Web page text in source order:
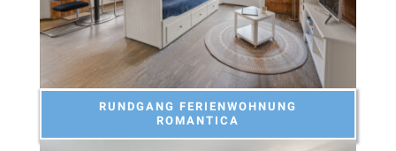
RUNDGANG FERIENWOHNUNG
ROMANTICA